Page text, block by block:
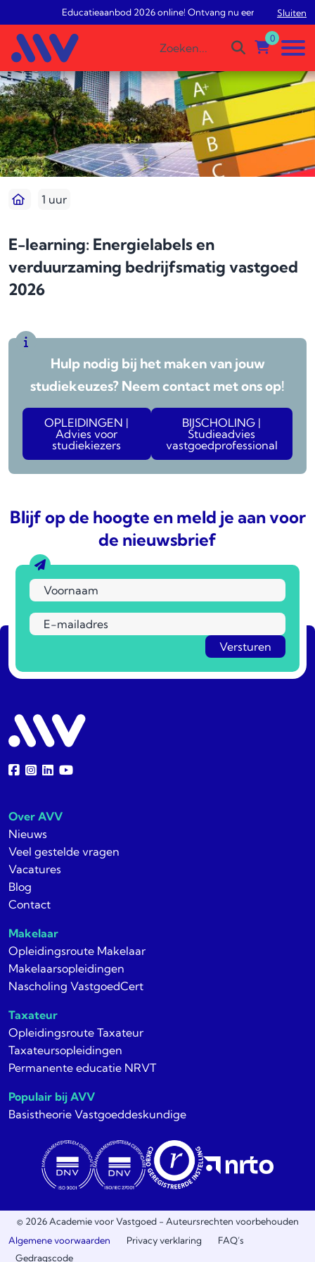
Educatieaanbod 2026 online! Ontvang nu een gratisSluiten
0
1 uur
E-learning: Energielabels en
verduurzaming bedrijfsmatig vastgoed
2026
Hulp nodig bij het maken van jouw
studiekeuzes? Neem contact met ons op!
OPLEIDINGEN |
Advies voor
studiekiezers
BIJSCHOLING |
Studieadvies
vastgoedprofessional
Blijf op de hoogte en meld je aan voor
de nieuwsbrief
Over AVV
Nieuws
Veel gestelde vragen
Vacatures
Blog
Contact
Makelaar
Opleidingsroute Makelaar
Makelaarsopleidingen
Nascholing VastgoedCert
Taxateur
Opleidingsroute Taxateur
Taxateursopleidingen
Permanente educatie NRVT
Populair bij AVV
Basistheorie Vastgoeddeskundige
© 2026 Academie voor Vastgoed - Auteursrechten voorbehouden
Algemene voorwaarden
Privacy verklaring
FAQ’s
Gedragscode